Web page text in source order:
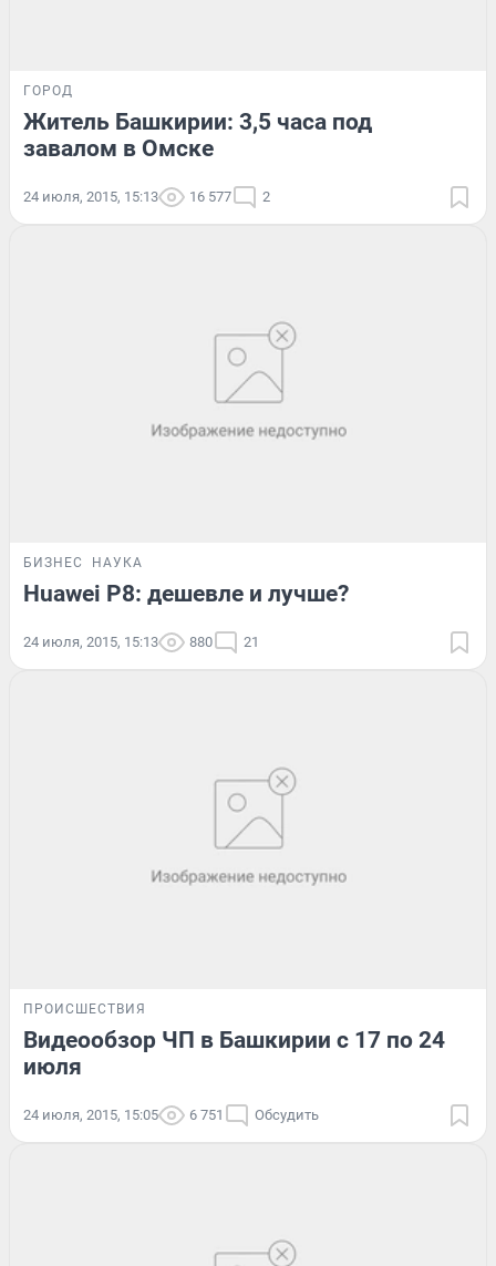
ГОРОД
Житель Башкирии: 3,5 часа под
завалом в Омске
24 июля, 2015, 15:13 16 577 2
БИЗНЕС НАУКА
Huawei P8: дешевле и лучше?
24 июля, 2015, 15:13 880 21
ПРОИСШЕСТВИЯ
Видеообзор ЧП в Башкирии с 17 по 24
июля
24 июля, 2015, 15:05 6 751 Обсудить